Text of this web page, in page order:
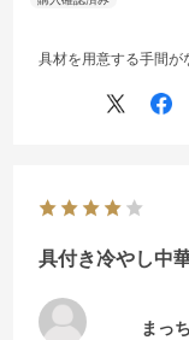
具材を用意する手間が
具付き冷やし中
まっ